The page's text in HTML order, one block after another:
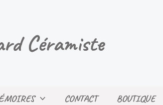
Céramiste
CONTACT BOUTIQUE